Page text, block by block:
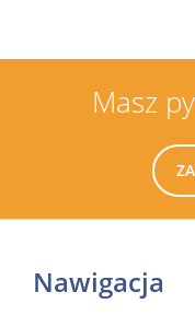
Masz
Nawigacja